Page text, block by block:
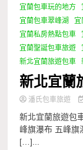
宜蘭包車玩的地方
宜蘭包車翠峰湖
宜
宜蘭私房熱點包車
宜蘭聖誕包車旅遊
新北宜蘭旅遊包車
新北宜蘭
潘氏包車旅遊
新北宜蘭旅遊包
峰旗瀑布 五峰旗
[…]...